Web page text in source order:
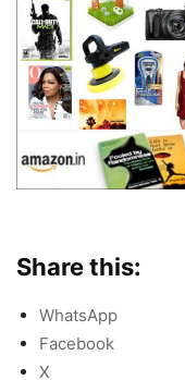
Share this:
WhatsApp
Facebook
X